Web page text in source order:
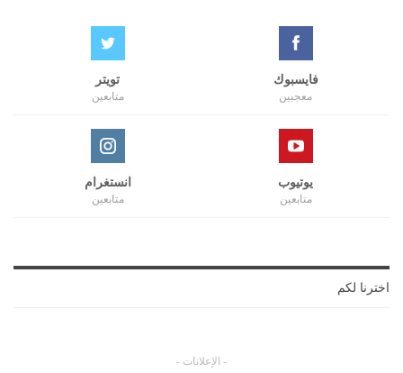
فايسبوك
معجبين
تويتر
متابعين
يوتيوب
متابعين
انستغرام
متابعين
اخترنا لكم
- الإعلانات -